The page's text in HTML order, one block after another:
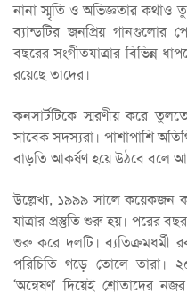
নানা স্মৃতি ও অভিজ্ঞতার কথাও
ব্যান্ডটির জনপ্রিয় গানগুলোর
বছরের সংগীতযাত্রার বিভিন্ন
রয়েছে তাদের।
কনসার্টটিকে স্মরণীয় করে
সাবেক সদস্যরা। পাশাপাশি
বাড়তি আকর্ষণ হয়ে উঠবে বলে
উল্লেখ্য, ১৯৯৯ সালে কয়েকজন
যাত্রার প্রস্তুতি শুরু হয়। পরের
শুরু করে দলটি। ব্যতিক্রমধর্মী
পরিচিতি গড়ে তোলে তারা।
‘অন্বেষণ’ দিয়েই শ্রোতাদের